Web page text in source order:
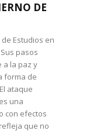
DE
Estudios en
pasos
a la paz y
forma de
ataque
una
con efectos
que no